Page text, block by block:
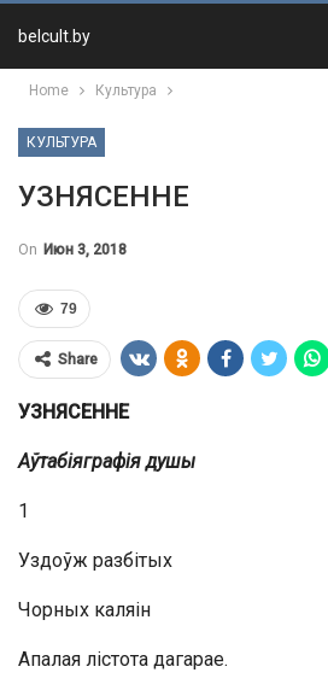
belcult.by
Home Культура
КУЛЬТУРА
УЗНЯСЕННЕ
On Июн 3, 2018
79
Share
УЗНЯСЕННЕ
Аўтабіяграфія душы
1
Уздоўж разбітых
Чорных каляін
Апалая лістота дагарае.